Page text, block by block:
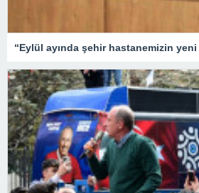
“Eylül ayında şehir hastanemizin